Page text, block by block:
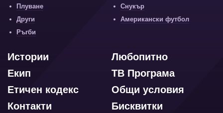
Плуване
Снукър
Други
Американски футбол
Ръгби
Любопитно
Истории
ТВ Програма
Екип
Общи условия
Етичен кодекс
Бисквитки
Контакти